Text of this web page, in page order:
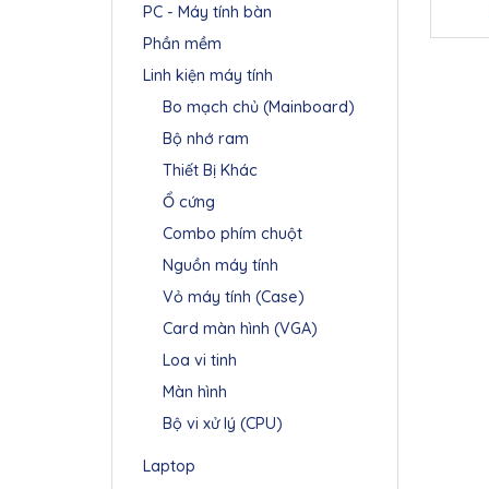
PC - Máy tính bàn
Phần mềm
Linh kiện máy tính
Bo mạch chủ (Mainboard)
Bộ nhớ ram
Thiết Bị Khác
Ổ cứng
Combo phím chuột
Nguồn máy tính
Vỏ máy tính (Case)
Card màn hình (VGA)
Loa vi tinh
Màn hình
Bộ vi xử lý (CPU)
Laptop